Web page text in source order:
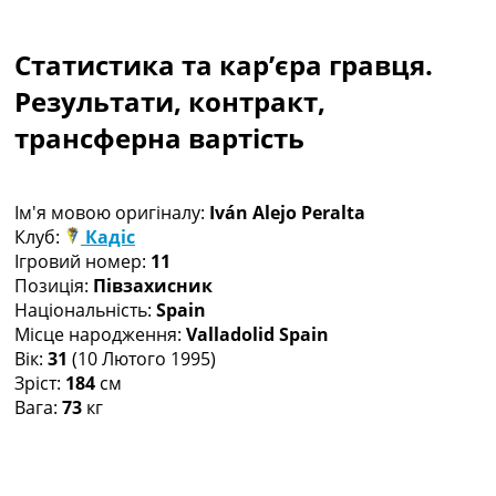
Чемпіонат Світу
Україна. Прем’єр-Ліга
Україна. Перша Ліга
Ліга Чемпіонів
Ще Турніри >>>
Таблиці
Чемпіонат Світу. Турнирні таблиці
Таблиця УПЛ
Перша Ліга
Таблиця АПЛ
Таблиця Ла Ліги
Таблиця Ліги Чемпіонів
Всі таблиці >>>
Статистика та кар’єра гравця.
Результати, контракт,
трансферна вартість
Ім'я мовою оригіналу: Iván Alejo Peralta
Клуб:
Кадіс
Ігровий номер: 11
Позиція: Півзахисник
Національність: Spain
Місце народження: Valladolid Spain
Вік: 31 (10 Лютого 1995)
Зріст: 184 см
Вага: 73 кг